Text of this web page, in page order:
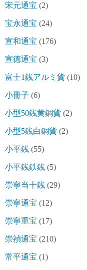
宋元通宝 (2)
宝永通宝 (24)
宣和通宝 (176)
宣徳通宝 (3)
富士1銭アルミ貨 (10)
小冊子 (6)
小型50銭黄銅貨 (2)
小型5銭白銅貨 (2)
小平銭 (55)
小平銭鉄銭 (5)
崇寧当十銭 (29)
崇寧通宝 (12)
崇寧重宝 (17)
崇禎通宝 (210)
常平通宝 (1)